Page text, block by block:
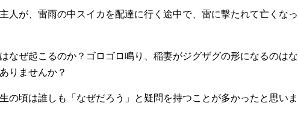
人が、雷雨の中スイカを配達に行く途中で、雷に撃たれて亡くなっ
なぜ起こるのか？ゴロゴロ鳴り、稲妻がジグザグの形になるのはな
りませんか？
の頃は誰しも「なぜだろう」と疑問を持つことが多かったと思いま